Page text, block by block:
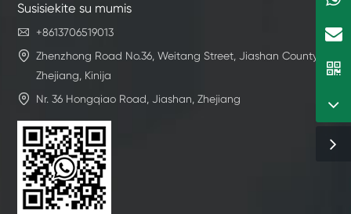
Susisiekite su mumis

+8613706519013
 Zhenzhong Road No.36, Weitang Street, Jiashan County,
Zhejiang, Kinija

Nr. 36 Hongqiao Road, Jiashan, Zhejiang